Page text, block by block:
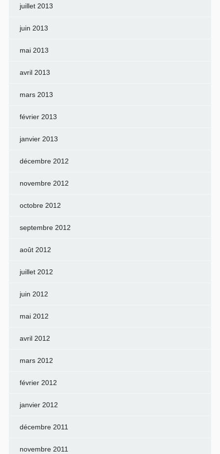
juillet 2013
juin 2013
mai 2013
avril 2013
mars 2013
février 2013
janvier 2013
décembre 2012
novembre 2012
octobre 2012
septembre 2012
août 2012
juillet 2012
juin 2012
mai 2012
avril 2012
mars 2012
février 2012
janvier 2012
décembre 2011
novembre 2011